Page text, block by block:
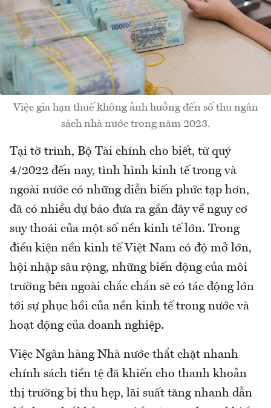
Việc gia hạn thuế không ảnh hưởng đến số thu ngân
sách nhà nước trong năm 2023.
Tại tờ trình, Bộ Tài chính cho biết, từ quý
4/2022 đến nay, tình hình kinh tế trong và
ngoài nước có những diễn biến phức tạp hơn,
đã có nhiều dự báo đưa ra gần đây về nguy cơ
suy thoái của một số nền kinh tế lớn. Trong
điều kiện nền kinh tế Việt Nam có độ mở lớn,
hội nhập sâu rộng, những biến động của môi
trường bên ngoài chắc chắn sẽ có tác động lớn
tới sự phục hồi của nền kinh tế trong nước và
hoạt động của doanh nghiệp.
Việc Ngân hàng Nhà nước thắt chặt nhanh
chính sách tiền tệ đã khiến cho thanh khoản
thị trường bị thu hẹp, lãi suất tăng nhanh dẫn